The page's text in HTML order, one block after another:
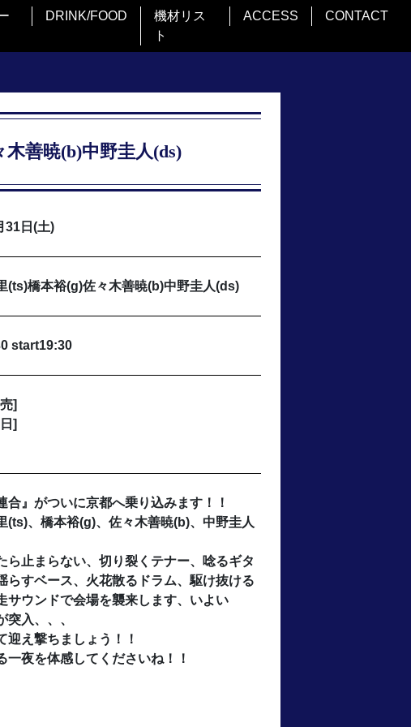
DRINK/FOOD
機材リス
ト
ACCESS CONTACT
木善暁(b)中野圭人(ds)
31日(土)
(ts)橋本裕(g)佐々木善暁(b)中野圭人(ds)
start19:30
]
]
合』がついに京都へ乗り込みます！！
(ts)、橋本裕(g)、佐々木善暁(b)、中野圭人
ら止まらない、切り裂くテナー、唸るギタ
らすベース、火花散るドラム、駆け抜ける
サウンドで会場を襲来します、いよい
突入、、、
迎え撃ちましょう！！
一夜を体感してくださいね！！